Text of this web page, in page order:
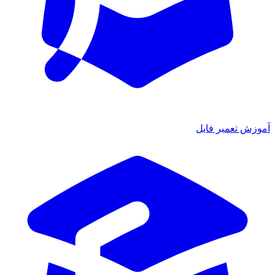
آموزش تعمیر فایل